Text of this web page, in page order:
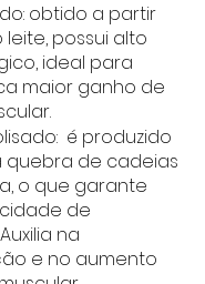
obtido a partir
possui alto
ideal para
maior ganho de
é produzido
quebra de cadeias
o que garante
de
na
e no aumento